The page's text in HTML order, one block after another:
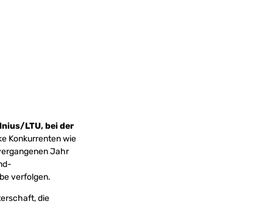
LTU, bei der
Konkurrenten wie
Jahr
verfolgen.
die